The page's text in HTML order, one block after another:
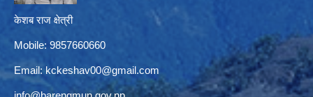
केशब राज क्षेत्री
Mobile: 9857660660
Email: kckeshav00@gmail.com